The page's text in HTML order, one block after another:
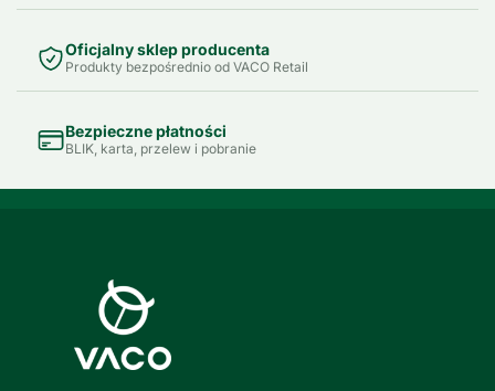
Oficjalny sklep producenta
Produkty bezpośrednio od VACO Retail
Bezpieczne płatności
BLIK, karta, przelew i pobranie